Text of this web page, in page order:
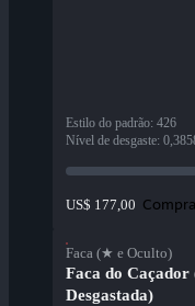
Estilo do padrão: 426
Nível de desgaste:
US$ 177,00
Faca (★ e Oculto)
Faca do
Desgastada)